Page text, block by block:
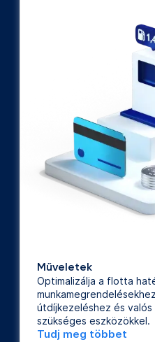
Műveletek
Optimalizálja a flotta
útdíjkezeléshez és
szükséges eszközökkel.
Tudj meg többet